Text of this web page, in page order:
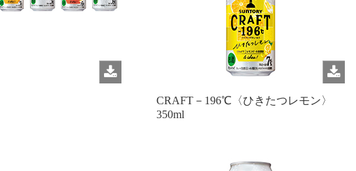
CRAFT－196℃〈ひきたつレモン〉
350ml